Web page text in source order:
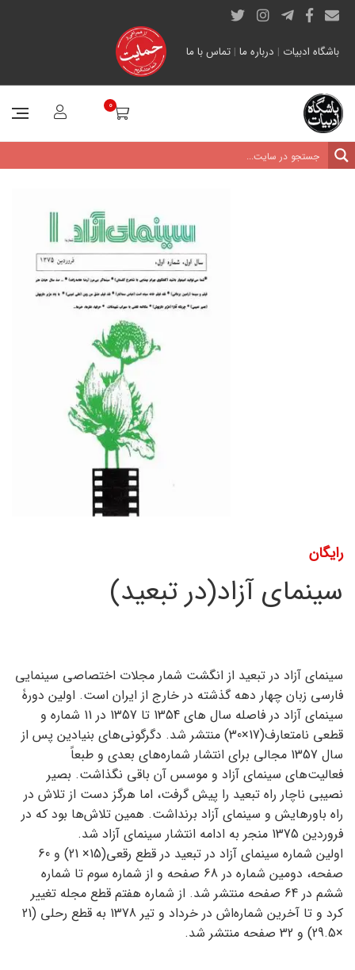
باشگاه ادبیات | درباره ما | تماس با ما
0
رایگان
سینمای آزاد(در تبعید)
سینمای آزاد در تبعید از انگشت شمار مجلات اختصاصی سینمایی
فارسی زبان چهار دهه گذشته در خارج از ایران است. اولین دورۀ
سینمای آزاد در فاصله سال های 1354 تا 1357 در 11 شماره و
قطعی نامتعارف(17×30) منتشر شد. دگرگونی‌های بنیادین پس از
سال 1357 مجالی برای انتشار شماره‌های بعدی و طبعاً
فعالیت‌های سینمای آزاد و موسس آن باقی نگذاشت. بصیر
نصیبی ناچار راه تبعید را پیش گرفت، اما هرگز دست از تلاش در
راه باورهایش و سینمای آزاد برنداشت. همین تلاش‌ها بود که در
فروردین 1375 منجر به ادامه انتشار سینمای آزاد شد.
اولین شماره سینمای آزاد در تبعید در قطع رقعی(15× 21) و 60
صفحه، دومین شماره در 68 صفحه و از شماره سوم تا شماره
ششم در 64 صفحه منتشر شد. از شماره هفتم قطع مجله تغییر
کرد و تا آخرین شماره‌اش در خرداد و تیر 1378 به قطع رحلی (21
×29.5) و 32 صفحه منتشر شد.